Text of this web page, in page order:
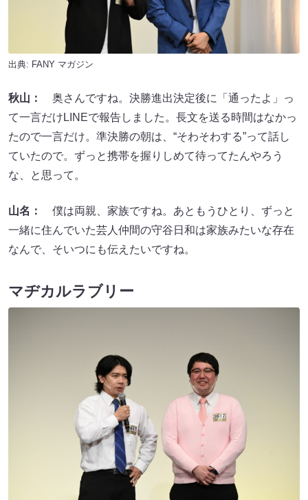
出典: FANY マガジン
秋山：
奥さんですね。決勝進出決定後に「通ったよ」っ
て一言だけLINEで報告しました。長文を送る時間はなかっ
たので一言だけ。準決勝の朝は、“そわそわする”って話し
ていたので。ずっと携帯を握りしめて待ってたんやろう
な、と思って。
山名：
僕は両親、家族ですね。あともうひとり、ずっと
一緒に住んでいた芸人仲間の守谷日和は家族みたいな存在
なんで、そいつにも伝えたいですね。
マヂカルラブリー